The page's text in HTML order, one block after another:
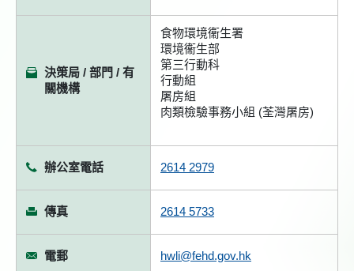
決策局 / 部門 / 有
關機構
食物環境衞生署
環境衞生部
第三行動科
行動組
屠房組
肉類檢驗事務小組 (荃灣屠房)
辦公室電話 2614 2979
傳真 2614 5733
電郵 hwli@fehd.gov.hk